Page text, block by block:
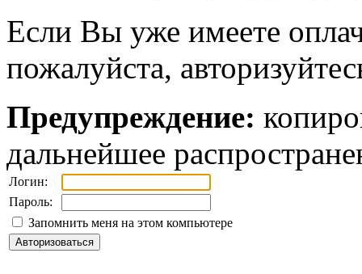
Если Вы уже имеете
пожалуйста,
Предупреждение:
дальнейшее
Логин:
Пароль:
Запомнить меня на этом компьютере